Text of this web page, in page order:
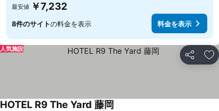
最安値 ￥7,232
8件のサイトの料金を表示 料金を表示
シェア お
人気施設
HOTEL R9 The Yard 藤岡